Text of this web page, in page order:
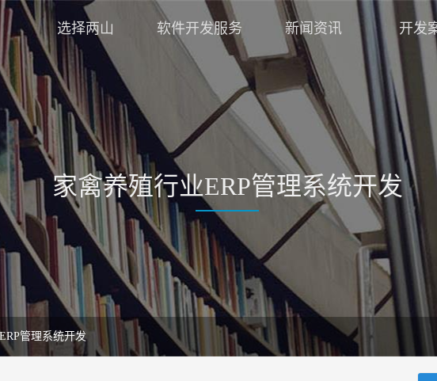
选择两山 软件开发服务 新闻资讯 开发
家禽养殖行业ERP管理系统开发
管理系统开发